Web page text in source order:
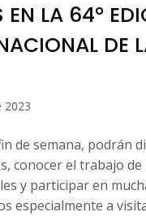
EN LA 64°
DE
2023
marzo
de
2024
de semana, podrán
conocer el trabajo de
y participar en
especialmente a